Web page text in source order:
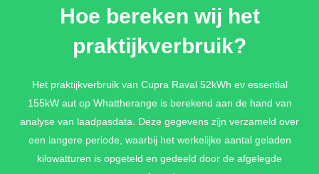
€ 700,-
Hoe bereken wij het
praktijkverbruik?
Het praktijkverbruik van Cupra Raval 52kWh ev essential
155kW aut op Whattherange is berekend aan de hand van
analyse van laadpasdata. Deze gegevens zijn verzameld over
een langere periode, waarbij het werkelijke aantal geladen
kilowatturen is opgeteld en gedeeld door de afgelegde